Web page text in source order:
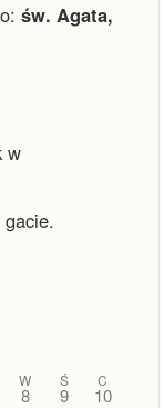
św. Agata,
w
W
8
Ś
9
C
10